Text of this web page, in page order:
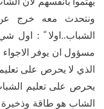
ونتحدث معه خرج
الشباب..اولا ً : اول
مسؤول ان يوفر الاجواء
الذي لا يحرص على
يحرص على تعليم
الشاب هو طاقة وذخيرة